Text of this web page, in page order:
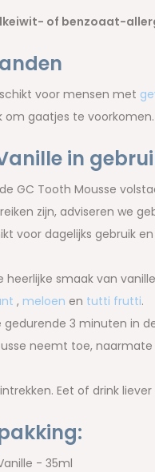
of benzoaat-
voor mensen met
om gaatjes te voorkomen.
in
GC Tooth Mousse
zijn, adviseren we
voor dagelijks gebruik
smaak van
, meloen en tutti frutti.
gedurende 3 minuten in
neemt toe, naarmate
Eet of drink
- 35ml